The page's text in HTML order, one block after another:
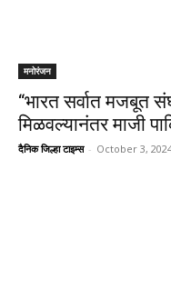
मनोरंजन
“भारत सर्वात मजबूत
मिळवल्यानंतर माजी
दैनिक जिल्हा टाइम्स - October 3,